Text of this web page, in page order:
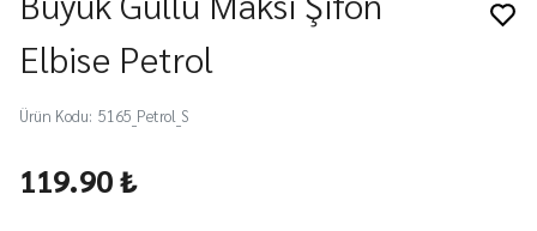
Elbise Petrol
Ürün Kodu: 5165_Petrol_S
119.90 ₺